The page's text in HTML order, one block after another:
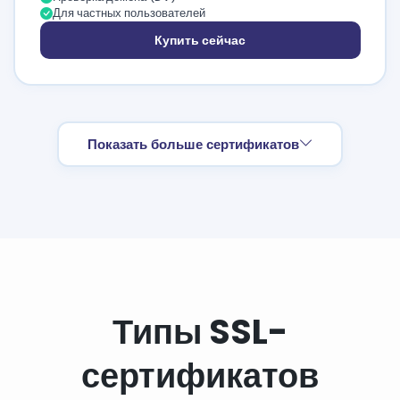
Для частных пользователей
Купить сейчас
Показать больше сертификатов
Типы SSL-
сертификатов